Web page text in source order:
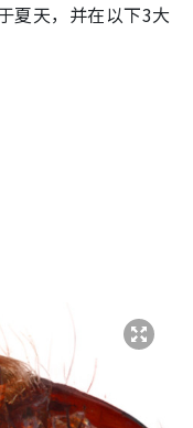
夏天，并在以下3大